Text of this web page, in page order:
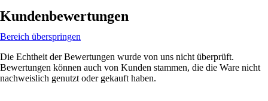
Kundenbewertungen
Bereich überspringen
Die Echtheit der Bewertungen wurde von uns nicht überprüft.
Bewertungen können auch von Kunden stammen, die die Ware nicht
nachweislich genutzt oder gekauft haben.